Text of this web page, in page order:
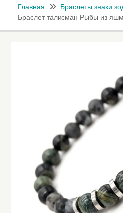
Главная
Браслеты знаки
Браслет талисман Рыбы из